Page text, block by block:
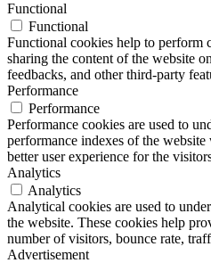
Functional
Functional
Functional cookies help to perform
sharing the content of the website
feedbacks, and other third-party
Performance
Performance
Performance cookies are used to
performance indexes of the
better user experience for the
Analytics
Analytics
Analytical cookies are used to
the website. These cookies help
number of visitors, bounce rate,
Advertisement